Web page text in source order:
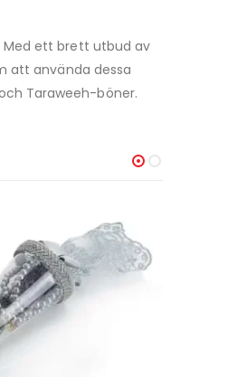
Med ett brett utbud av
att använda dessa
Taraweeh-böner.
OF STOCK